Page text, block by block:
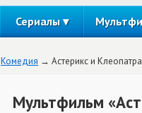
Сериалы
Комедия Астерикс и Клеопатра
Мультфильм